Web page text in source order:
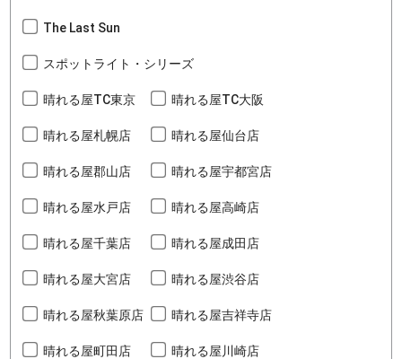
The Last Sun
スポットライト・シリーズ
晴れる屋TC東京 晴れる屋TC大阪
晴れる屋札幌店 晴れる屋仙台店
晴れる屋郡山店 晴れる屋宇都宮店
晴れる屋水戸店 晴れる屋高崎店
晴れる屋千葉店 晴れる屋成田店
晴れる屋大宮店 晴れる屋渋谷店
晴れる屋秋葉原店 晴れる屋吉祥寺店
晴れる屋町田店 晴れる屋川崎店